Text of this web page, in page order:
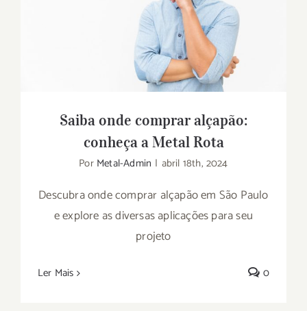
Saiba onde comprar alçapão: conheça a
Metal Rota
Saiba onde comprar alçapão:
conheça a Metal Rota
Por Metal-Admin | abril 18th, 2024
Descubra onde comprar alçapão em São Paulo
e explore as diversas aplicações para seu
projeto
Ler Mais 0